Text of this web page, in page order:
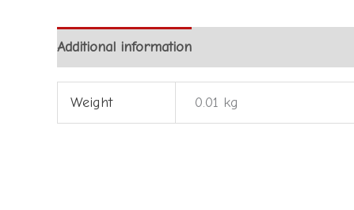
Additional information
Weight 0.01 kg